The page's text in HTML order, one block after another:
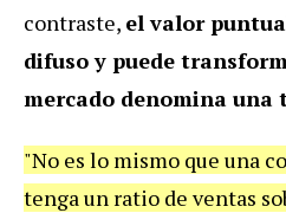
contraste, el valor
difuso y puede
mercado denomina una
"No es lo mismo que una
tenga un ratio de ventas